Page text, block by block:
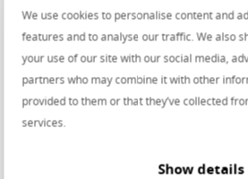
We use cookies to personalise content and
features and to analyse our traffic. We also
your use of our site with our social media,
partners who may combine it with other
provided to them or that they’ve collected
services.
Show details
internationale ervaring mee in de
diverse studies aan onder meer
Harvard Business School startte
ING.
De afgelopen jaren was Herman
vastgoed in Duitsland. Daarvoor